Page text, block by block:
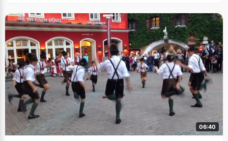
06:40